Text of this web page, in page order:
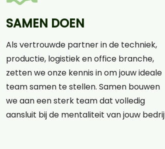
SAMEN DOEN
Als vertrouwde partner in de techniek,
productie, logistiek en office branche,
zetten we onze kennis in om jouw ideale
team samen te stellen. Samen bouwen
we aan een sterk team dat volledig
aansluit bij de mentaliteit van jouw